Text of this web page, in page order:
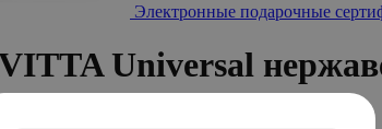
Электронные подарочные
Universal